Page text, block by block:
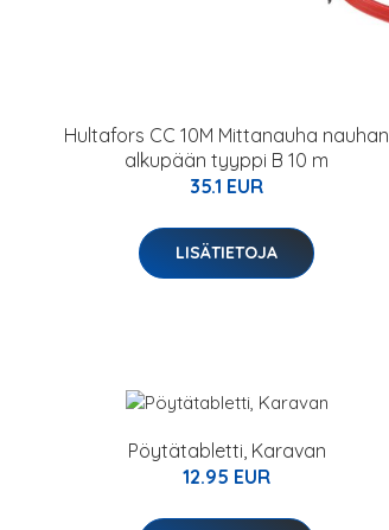
Hultafors CC 10M Mittanauha nauhan
alkupään tyyppi B 10 m
35.1 EUR
LISÄTIETOJA
Pöytätabletti, Karavan
12.95 EUR